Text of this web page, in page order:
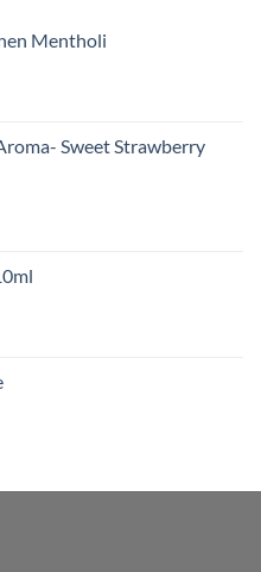
Mentholi
Sweet Strawberry